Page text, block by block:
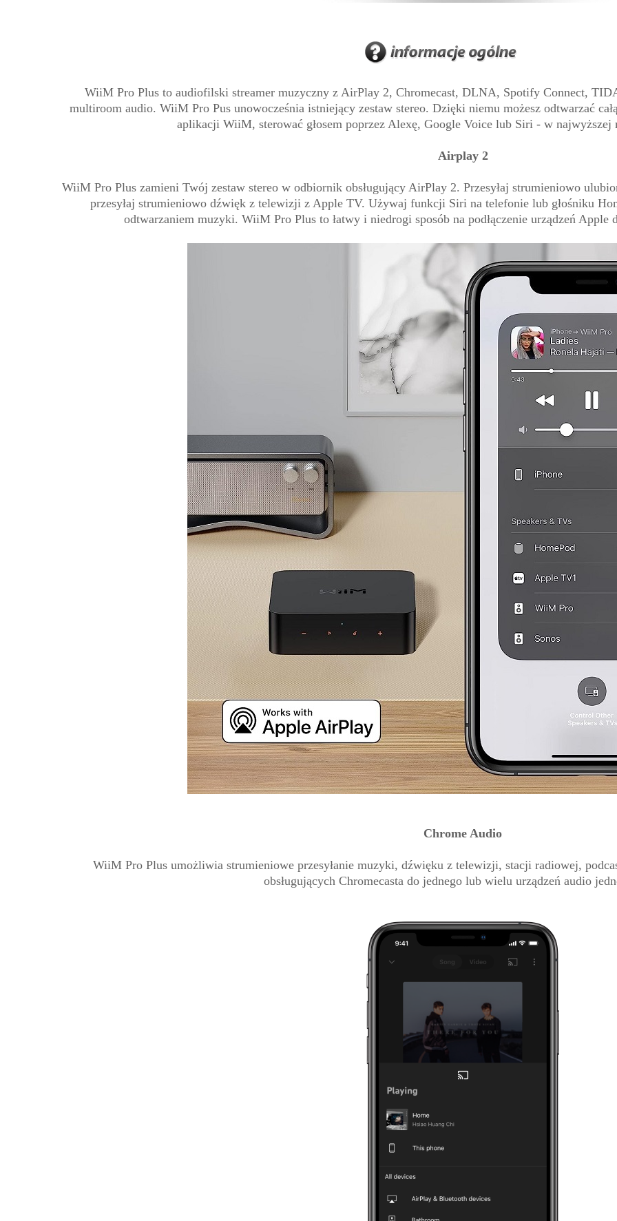
WiiM Pro Plus to audiofilski streamer muzyczny z AirPlay 2, Chromecast, DLNA, Spotify Connect,
multiroom audio. WiiM Pro Pus unowocześnia istniejący zestaw stereo. Dzięki niemu możesz odtwarzać
aplikacji WiiM, sterować głosem poprzez Alexę, Google Voice lub Siri - w
Airplay 2
WiiM Pro Plus zamieni Twój zestaw stereo w odbiornik obsługujący AirPlay 2. Przesyłaj strumieniowo
przesyłaj strumieniowo dźwięk z telewizji z Apple TV. Używaj funkcji Siri na telefonie lub głośniku
odtwarzaniem muzyki. WiiM Pro Plus to łatwy i niedrogi sposób na podłączenie urządzeń Apple
Chrome Audio
WiiM Pro Plus umożliwia strumieniowe przesyłanie muzyki, dźwięku z telewizji, stacji radiowej,
obsługujących Chromecasta do jednego lub wielu urządzeń audio